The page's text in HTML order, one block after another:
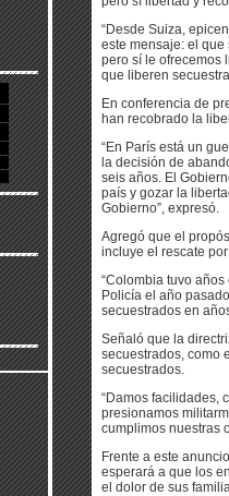
“Desde Suiza,
este mensaje: el
pero sí le ofrecemos
que liberen
En conferencia de
han recobrado la
“En París está un
la decisión de
seis años. El
país y gozar la
Gobierno”, expresó.
Agregó que el
incluye el rescate
“Colombia tuvo
Policía el año
secuestrados en
Señaló que la
secuestrados, como
secuestrados.
“Damos facilidades,
presionamos
cumplimos nuestras
Frente a este
esperará a que los
el dolor de sus